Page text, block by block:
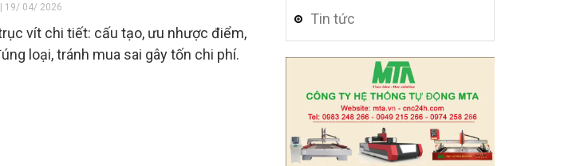
| 19/ 04/ 2026
vít chi tiết: cấu tạo, ưu nhược điểm,
loại, tránh mua sai gây tốn chi phí.
Tin tức